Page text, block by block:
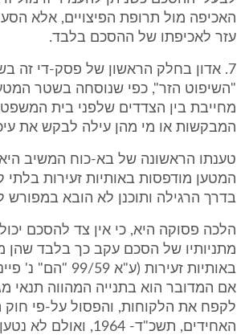
האכיפה מול תרופת הפיצויים, אלא
עזר לאכיפתו של ההסכם בלבד.
7. אדון בחלק הראשון של פסק-די זה
"השיפוט הזר", כפי שנוסחה בשטר
מחייבת בין הצדדים שלפני בית
המבקשות או מי מהן עילה לבקש את
טענתו הראשונה של בא-כוח המשיב
המטען מודפסות באותיות זעירות בלתי
בדרך הרגילה ותוכנן לא הובא במפורש
הלכה פסוקה היא, כי אין צד להסכם
מתניותיו של הסכם עקב כך בלבד שהן
באותיות זעירות (ע"א
אם המדובר הוא בתנייה המהווה תנאי
לקפח את הלקוחות, והפסול על-פי חוק
האחידים, תשכ"ד- 1964,